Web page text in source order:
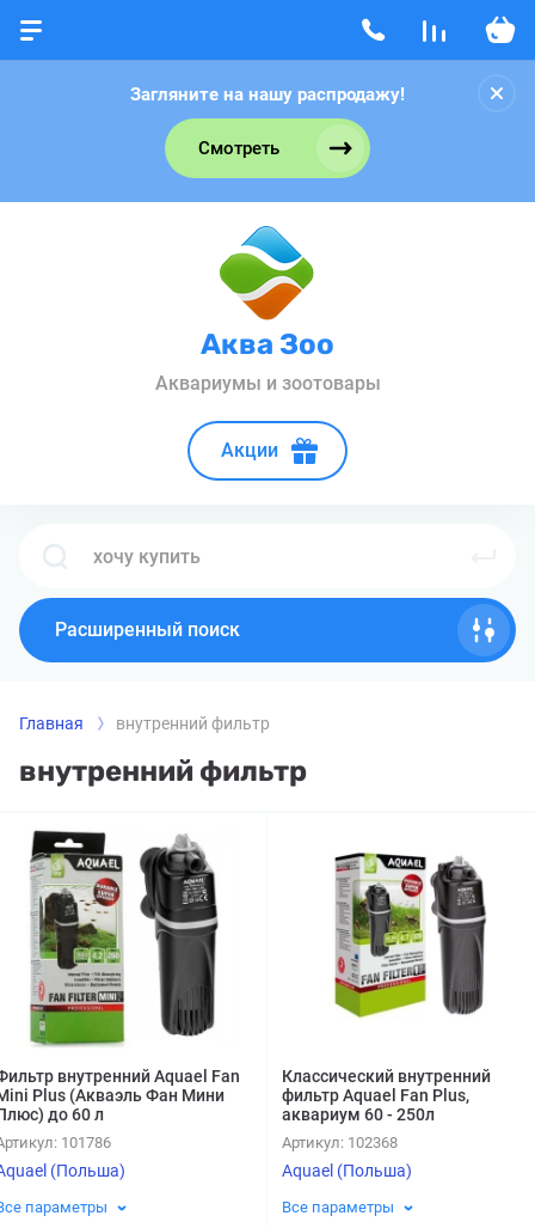
Загляните на нашу распродажу!
Смотреть
Аква Зоо
Аквариумы и зоотовары
Акции
Расширенный поиск
Главная внутренний фильтр
внутренний фильтр
внутренний Aquael Fan
Plus (Акваэль Фан Мини
до 60 л
101786
(Польша)
параметры
Классический внутренний
фильтр Aquael Fan Plus,
аквариум 60 - 250л
Артикул: 102368
Aquael (Польша)
Все параметры